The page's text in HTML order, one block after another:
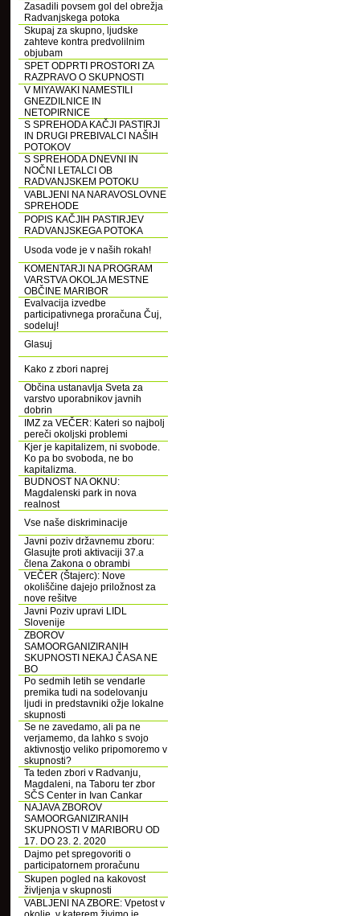
Zasadili povsem gol del obrežja
Radvanjskega potoka
Skupaj za skupno, ljudske
zahteve kontra predvolilnim
objubam
SPET ODPRTI PROSTORI ZA
RAZPRAVO O SKUPNOSTI
V MIYAWAKI NAMESTILI
GNEZDILNICE IN
NETOPIRNICE
S SPREHODA KAČJI PASTIRJI
IN DRUGI PREBIVALCI NAŠIH
POTOKOV
S SPREHODA DNEVNI IN
NOČNI LETALCI OB
RADVANJSKEM POTOKU
VABLJENI NA NARAVOSLOVNE
SPREHODE
POPIS KAČJIH PASTIRJEV
RADVANJSKEGA POTOKA
Usoda vode je v naših rokah!
KOMENTARJI NA PROGRAM
VARSTVA OKOLJA MESTNE
OBČINE MARIBOR
Evalvacija izvedbe
participativnega proračuna Čuj,
sodeluj!
Glasuj
Kako z zbori naprej
Občina ustanavlja Sveta za
varstvo uporabnikov javnih
dobrin
IMZ za VEČER: Kateri so najbolj
pereči okoljski problemi
Kjer je kapitalizem, ni svobode.
Ko pa bo svoboda, ne bo
kapitalizma.
BUDNOST NA OKNU:
Magdalenski park in nova
realnost
Vse naše diskriminacije
Javni poziv državnemu zboru:
Glasujte proti aktivaciji 37.a
člena Zakona o obrambi
VEČER (Štajerc): Nove
okoliščine dajejo priložnost za
nove rešitve
Javni Poziv upravi LIDL
Slovenije
ZBOROV
SAMOORGANIZIRANIH
SKUPNOSTI NEKAJ ČASA NE
BO
Po sedmih letih se vendarle
premika tudi na sodelovanju
ljudi in predstavniki ožje lokalne
skupnosti
Se ne zavedamo, ali pa ne
verjamemo, da lahko s svojo
aktivnostjo veliko pripomoremo v
skupnosti?
Ta teden zbori v Radvanju,
Magdaleni, na Taboru ter zbor
SČS Center in Ivan Cankar
NAJAVA ZBOROV
SAMOORGANIZIRANIH
SKUPNOSTI V MARIBORU OD
17. DO 23. 2. 2020
Dajmo pet spregovoriti o
participatornem proračunu
Skupen pogled na kakovost
življenja v skupnosti
VABLJENI NA ZBORE: Vpetost v